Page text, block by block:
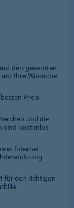
den gesamten
Ihre Wünsche
Preis
und die
sind kostenlos
Internet-
für den richtigen